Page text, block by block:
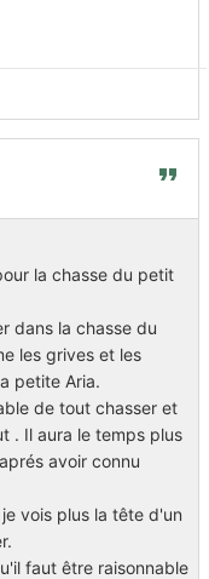
la chasse du petit
dans la chasse du
les grives et les
petite Aria.
de tout chasser et
. Il aura le temps plus
avoir connu
vois plus la tête d'un
faut être raisonnable